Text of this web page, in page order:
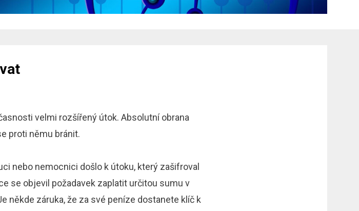
velmi rozšířený útok. Absolutní obrana
proti němu bránit.
nebo nemocnici došlo k útoku, který zašifroval
se objevil požadavek zaplatit určitou sumu v
někde záruka, že za své peníze dostanete klíč k